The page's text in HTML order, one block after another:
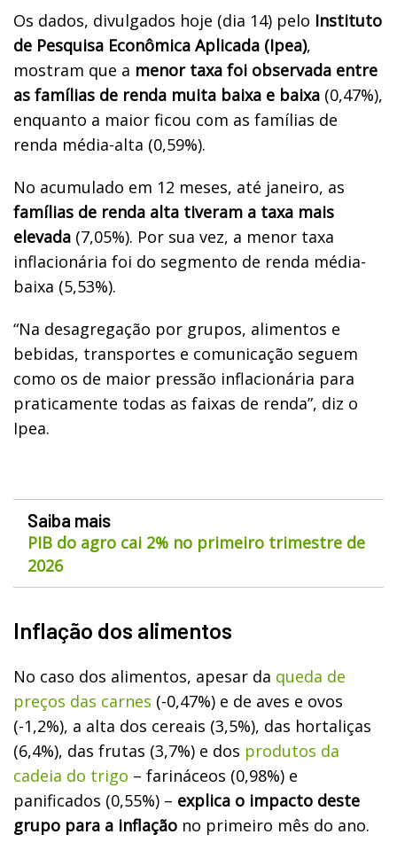
Os dados, divulgados hoje (dia 14) pelo Instituto
de Pesquisa Econômica Aplicada (Ipea),
mostram que a menor taxa foi observada entre
as famílias de renda muita baixa e baixa (0,47%),
enquanto a maior ficou com as famílias de
renda média-alta (0,59%).
No acumulado em 12 meses, até janeiro, as
famílias de renda alta tiveram a taxa mais
elevada (7,05%). Por sua vez, a menor taxa
inflacionária foi do segmento de renda média-
baixa (5,53%).
“Na desagregação por grupos, alimentos e
bebidas, transportes e comunicação seguem
como os de maior pressão inflacionária para
praticamente todas as faixas de renda”, diz o
Ipea.
Saiba mais
PIB do agro cai 2% no primeiro trimestre de
2026
Inflação dos alimentos
No caso dos alimentos, apesar da queda de
preços das carnes (-0,47%) e de aves e ovos
(-1,2%), a alta dos cereais (3,5%), das hortaliças
(6,4%), das frutas (3,7%) e dos produtos da
cadeia do trigo – farináceos (0,98%) e
panificados (0,55%) – explica o impacto deste
grupo para a inflação no primeiro mês do ano.